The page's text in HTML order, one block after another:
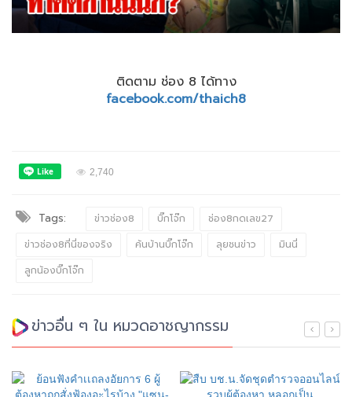
ติดตาม ช่อง 8 ได้ทาง
facebook.com/thaich8
2,740
Tags: ข่าวช่อง8 บิ๊กโจ๊ก
ช่อง8กดเลข27
ข่าวช่อง8ที่นี่ของจริง
ค้นบ้านบิ๊กโจ๊ก ลุยชนข่าว
มินนี่
ลูกน้องบิ๊กโจ๊ก
ข่าวอื่น ๆ ใน หมวดอาชญากรรม